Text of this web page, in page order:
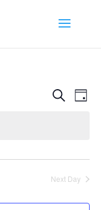
Events
Search
Day
Next Day